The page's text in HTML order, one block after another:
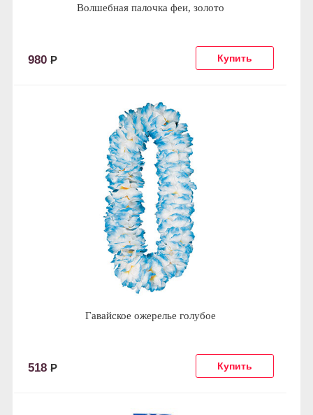
Волшебная палочка феи, золото
980 Р
Гавайское ожерелье голубое
518 Р